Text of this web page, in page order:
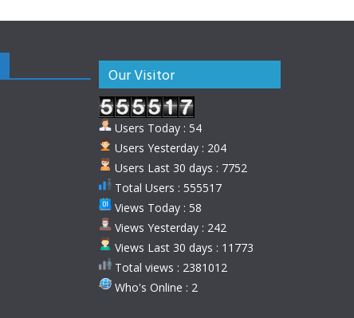
Our Visitor
Users Today : 54
Users Yesterday : 204
Users Last 30 days : 7752
Total Users : 555517
Views Today : 58
Views Yesterday : 242
Views Last 30 days : 11773
Total views : 2381012
Who's Online : 2